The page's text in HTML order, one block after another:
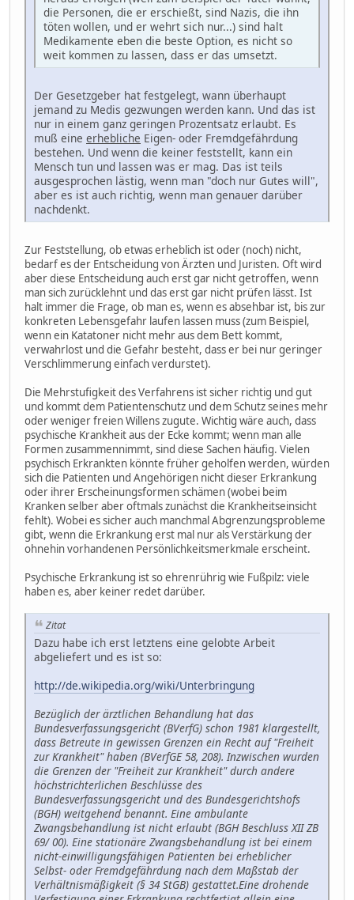
die Personen, die er erschießt, sind Nazis, die ihn
töten wollen, und er wehrt sich nur...) sind halt
Medikamente eben die beste Option, es nicht so
weit kommen zu lassen, dass er das umsetzt.
Der Gesetzgeber hat festgelegt, wann überhaupt
jemand zu Medis gezwungen werden kann. Und das ist
nur in einem ganz geringen Prozentsatz erlaubt. Es
muß eine erhebliche Eigen- oder Fremdgefährdung
bestehen. Und wenn die keiner feststellt, kann ein
Mensch tun und lassen was er mag. Das ist teils
ausgesprochen lästig, wenn man "doch nur Gutes will",
aber es ist auch richtig, wenn man genauer darüber
nachdenkt.
Zur Feststellung, ob etwas erheblich ist oder (noch) nicht,
bedarf es der Entscheidung von Ärzten und Juristen. Oft wird
aber diese Entscheidung auch erst gar nicht getroffen, wenn
man sich zurücklehnt und das erst gar nicht prüfen lässt. Ist
halt immer die Frage, ob man es, wenn es absehbar ist, bis zur
konkreten Lebensgefahr laufen lassen muss (zum Beispiel,
wenn ein Katatoner nicht mehr aus dem Bett kommt,
verwahrlost und die Gefahr besteht, dass er bei nur geringer
Verschlimmerung einfach verdurstet).
Die Mehrstufigkeit des Verfahrens ist sicher richtig und gut
und kommt dem Patientenschutz und dem Schutz seines mehr
oder weniger freien Willens zugute. Wichtig wäre auch, dass
psychische Krankheit aus der Ecke kommt; wenn man alle
Formen zusammennimmt, sind diese Sachen häufig. Vielen
psychisch Erkrankten könnte früher geholfen werden, würden
sich die Patienten und Angehörigen nicht dieser Erkrankung
oder ihrer Erscheinungsformen schämen (wobei beim
Kranken selber aber oftmals zunächst die Krankheitseinsicht
fehlt). Wobei es sicher auch manchmal Abgrenzungsprobleme
gibt, wenn die Erkrankung erst mal nur als Verstärkung der
ohnehin vorhandenen Persönlichkeitsmerkmale erscheint.
Psychische Erkrankung ist so ehrenrührig wie Fußpilz: viele
haben es, aber keiner redet darüber.
Zitat
Dazu habe ich erst letztens eine gelobte Arbeit
abgeliefert und es ist so:
http://de.wikipedia.org/wiki/Unterbringung
Bezüglich der ärztlichen Behandlung hat das
Bundesverfassungsgericht (BVerfG) schon 1981 klargestellt,
dass Betreute in gewissen Grenzen ein Recht auf "Freiheit
zur Krankheit" haben (BVerfGE 58, 208). Inzwischen wurden
die Grenzen der "Freiheit zur Krankheit" durch andere
höchstrichterlichen Beschlüsse des
Bundesverfassungsgericht und des Bundesgerichtshofs
(BGH) weitgehend benannt. Eine ambulante
Zwangsbehandlung ist nicht erlaubt (BGH Beschluss XII ZB
69/ 00). Eine stationäre Zwangsbehandlung ist bei einem
nicht-einwilligungsfähigen Patienten bei erheblicher
Selbst- oder Fremdgefährdung nach dem Maßstab der
Verhältnismäßigkeit (§ 34 StGB) gestattet.Eine drohende